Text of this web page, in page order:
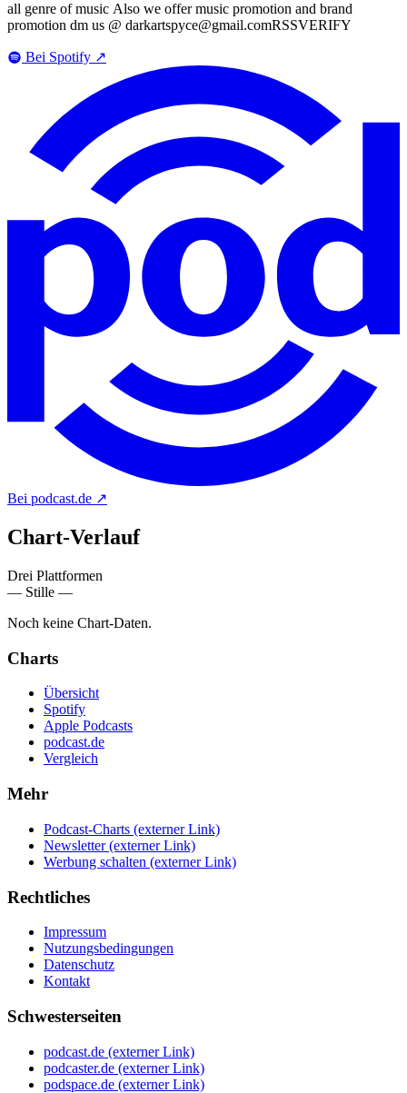
all genre of music Also we offer music promotion and brand
promotion dm us @ darkartspyce@gmail.comRSSVERIFY
Bei Spotify ↗
Bei podcast.de ↗
Chart-Verlauf
Drei Plattformen
— Stille —
Noch keine Chart-Daten.
Charts
Übersicht
Spotify
Apple Podcasts
podcast.de
Vergleich
Mehr
Podcast-Charts (externer Link)
Newsletter (externer Link)
Werbung schalten (externer Link)
Rechtliches
Impressum
Nutzungsbedingungen
Datenschutz
Kontakt
Schwesterseiten
podcast.de (externer Link)
podcaster.de (externer Link)
podspace.de (externer Link)